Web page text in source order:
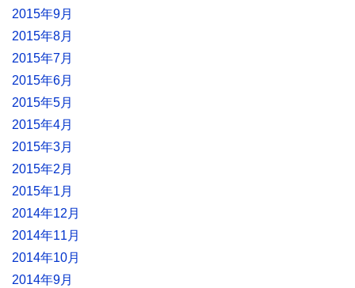
2015年9月
2015年8月
2015年7月
2015年6月
2015年5月
2015年4月
2015年3月
2015年2月
2015年1月
2014年12月
2014年11月
2014年10月
2014年9月